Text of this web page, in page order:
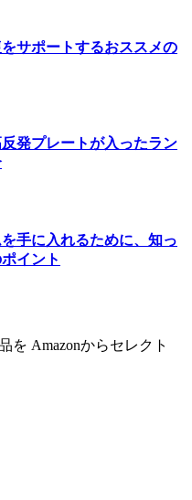
サポートするおススメの
発プレートが入ったラン
手に入れるために、知っ
イント
を Amazonからセレクト